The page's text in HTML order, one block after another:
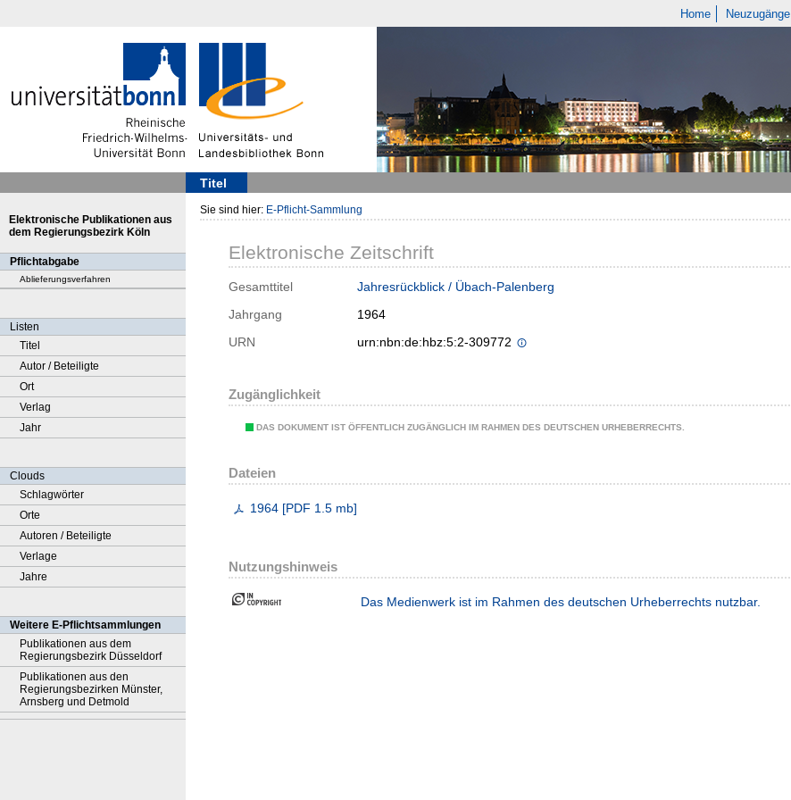
Home Neuzugänge
Titel
Elektronische Publikationen aus
dem Regierungsbezirk Köln
Pflichtabgabe
Ablieferungsverfahren
Listen
Titel
Autor / Beteiligte
Ort
Verlag
Jahr
Clouds
Schlagwörter
Orte
Autoren / Beteiligte
Verlage
Jahre
Weitere E-Pflichtsammlungen
Publikationen aus dem
Regierungsbezirk Düsseldorf
Publikationen aus den
Regierungsbezirken Münster,
Arnsberg und Detmold
Sie sind hier: E-Pflicht-Sammlung
Elektronische Zeitschrift
Gesamttitel
Jahresrückblick / Übach-Palenberg
Jahrgang
1964
URN
urn:nbn:de:hbz:5:2-309772
Zugänglichkeit
DAS DOKUMENT IST ÖFFENTLICH ZUGÄNGLICH IM RAHMEN DES DEUTSCHEN URHEBERRECHTS.
Dateien
1964 [PDF 1.5 mb]
Nutzungshinweis
Das Medienwerk ist im Rahmen des deutschen Urheberrechts nutzbar.